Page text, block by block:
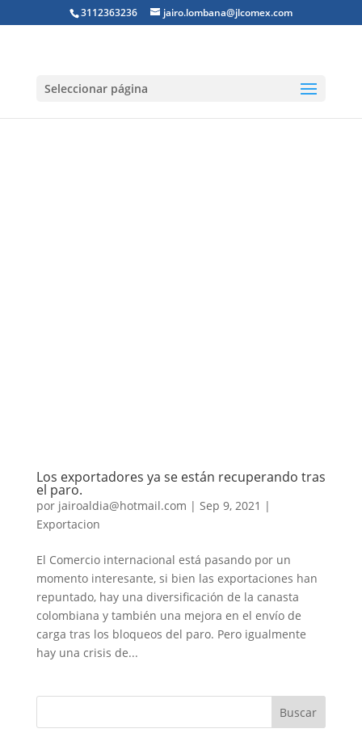
3112363236 jairo.lombana@jlcomex.com
Seleccionar página
Los exportadores ya se están recuperando tras
el paro.
por jairoaldia@hotmail.com | Sep 9, 2021 |
Exportacion
El Comercio internacional está pasando por un
momento interesante, si bien las exportaciones han
repuntado, hay una diversificación de la canasta
colombiana y también una mejora en el envío de
carga tras los bloqueos del paro. Pero igualmente
hay una crisis de...